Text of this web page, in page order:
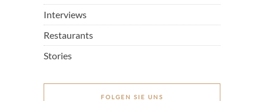
Interviews
Restaurants
Stories
FOLGEN SIE UNS